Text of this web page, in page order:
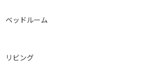
ベッドルーム
リビング